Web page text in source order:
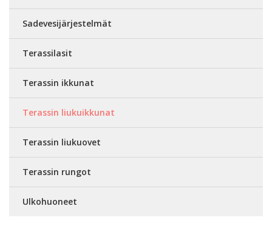
Sadevesijärjestelmät
Terassilasit
Terassin ikkunat
Terassin liukuikkunat
Terassin liukuovet
Terassin rungot
Ulkohuoneet